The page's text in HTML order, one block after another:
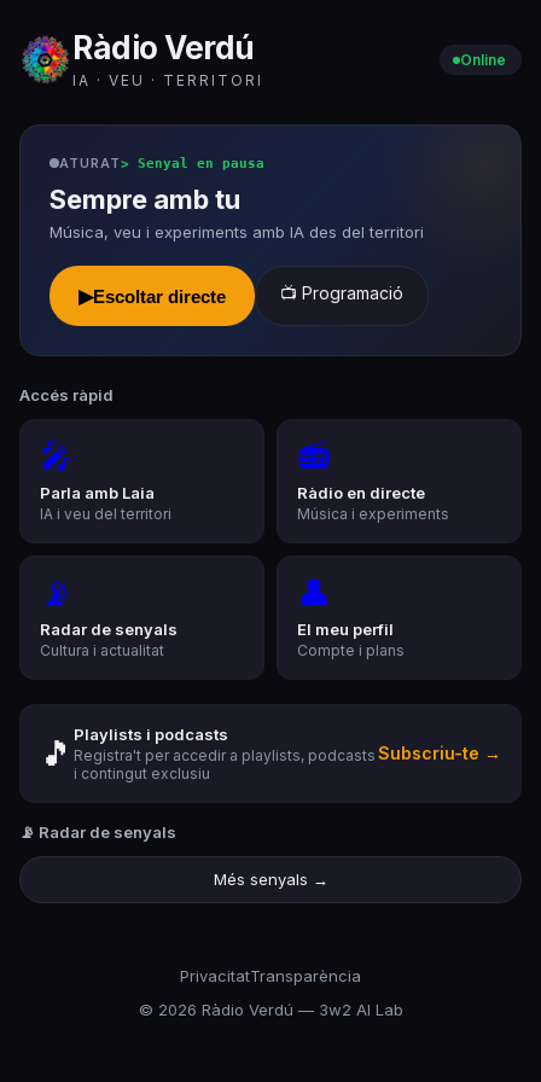
Ràdio Verdú
IA · VEU · TERRITORI
Online
ATURAT> Senyal en pausa
Sempre amb tu
Música, veu i experiments amb IA des del territori
▶Escoltar directe 📺 Programació
Accés ràpid
🎤
Parla amb Laia
IA i veu del territori
📻
Ràdio en directe
Música i experiments
📡
Radar de senyals
Cultura i actualitat
👤
El meu perfil
Compte i plans
🎵 Playlists i podcasts
Registra't per accedir a playlists, podcasts
i contingut exclusiu
Subscriu-te →
📡 Radar de senyals
Més senyals →
PrivacitatTransparència
© 2026 Ràdio Verdú — 3w2 AI Lab